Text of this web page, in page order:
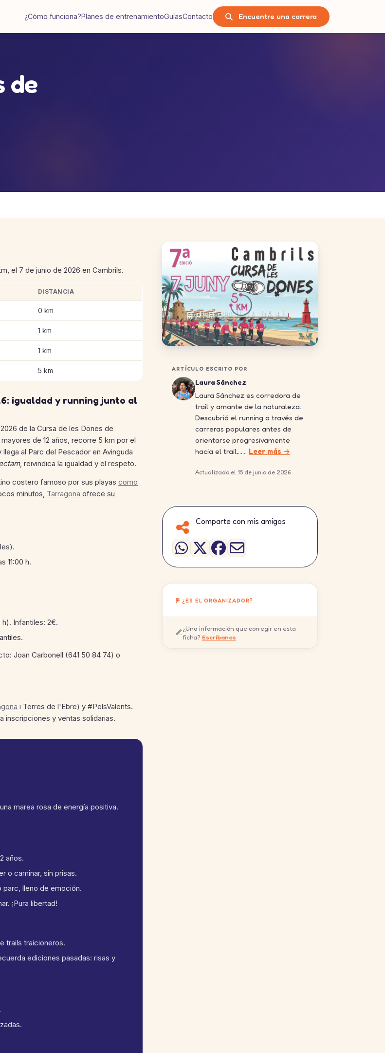
¿Cómo funciona?Planes de entrenamientoGuíasContacto Encuentre una carrera
de
el 7 de junio de 2026 en Cambrils.
DISTANCIA
0 km
1 km
1 km
5 km
igualdad y running junto al
de la Cursa de les Dones de
de 12 años, recorre 5 km por el
al Parc del Pescador en Avinguda
, reivindica la igualdad y el respeto.
costero famoso por sus playas como
minutos, Tarragona ofrece su
11:00 h.
Infantiles: 2€.
Joan Carbonell (641 50 84 74) o
i Terres de l'Ebre) y #PelsValents.
inscripciones y ventas solidarias.
marea rosa de energía positiva.
años.
o caminar, sin prisas.
parc, lleno de emoción.
¡Pura libertad!
trails traicioneros.
ediciones pasadas: risas y
ARTÍCULO ESCRITO POR
Laura Sánchez
Laura Sánchez es corredora de
trail y amante de la naturaleza.
Descubrió el running a través de
carreras populares antes de
orientarse progresivamente
hacia el trail,…… Leer más →
Actualizado el 15 de junio de 2026
Comparte con mis amigos
¿ES EL ORGANIZADOR?
¿Una información que corregir en esta
ficha? Escríbanos